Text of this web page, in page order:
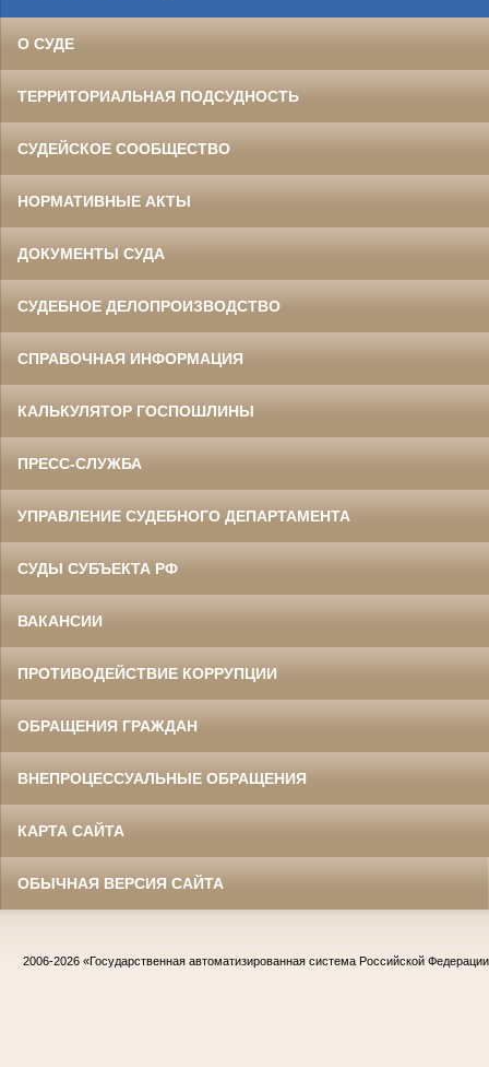
О СУДЕ
ТЕРРИТОРИАЛЬНАЯ ПОДСУДНОСТЬ
СУДЕЙСКОЕ СООБЩЕСТВО
НОРМАТИВНЫЕ АКТЫ
ДОКУМЕНТЫ СУДА
СУДЕБНОЕ ДЕЛОПРОИЗВОДСТВО
СПРАВОЧНАЯ ИНФОРМАЦИЯ
КАЛЬКУЛЯТОР ГОСПОШЛИНЫ
ПРЕСС-СЛУЖБА
УПРАВЛЕНИЕ СУДЕБНОГО ДЕПАРТАМЕНТА
СУДЫ СУБЪЕКТА РФ
ВАКАНСИИ
ПРОТИВОДЕЙСТВИЕ КОРРУПЦИИ
ОБРАЩЕНИЯ ГРАЖДАН
ВНЕПРОЦЕССУАЛЬНЫЕ ОБРАЩЕНИЯ
КАРТА САЙТА
ОБЫЧНАЯ ВЕРСИЯ САЙТА
2006-2026 «Государственная автоматизированная система Российской